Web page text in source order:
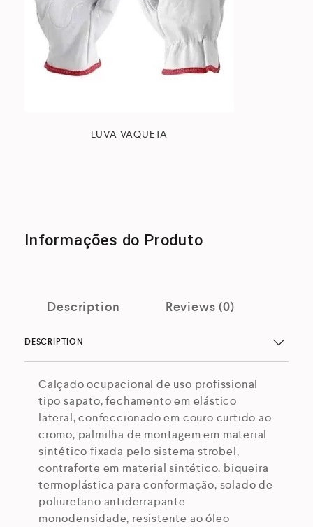
LUVA VAQUETA
Informações do Produto
Description Reviews (0)
DESCRIPTION
Calçado ocupacional de uso profissional
tipo sapato, fechamento em elástico
lateral, confeccionado em couro curtido ao
cromo, palmilha de montagem em material
sintético fixada pelo sistema strobel,
contraforte em material sintético, biqueira
termoplástica para conformação, solado de
poliuretano antiderrapante
monodensidade, resistente ao óleo